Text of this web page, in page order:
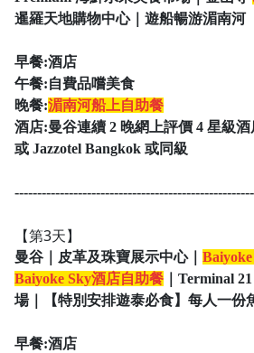
暹羅天地購物中心｜遊船暢游湄南河
早餐:酒店
午餐:自費品嚐美食
晚餐:湄南河船上自助餐
酒店:曼谷連續 2 晚網上評價 4 星級
或 Jazzotel Bangkok 或同級
【第3天】
曼谷｜皮革及珠寶展示中心｜
Baiyoke Sky酒店自助餐 ｜Terminal
場｜【特別安排遊泰必食】每人一份
早餐:酒店